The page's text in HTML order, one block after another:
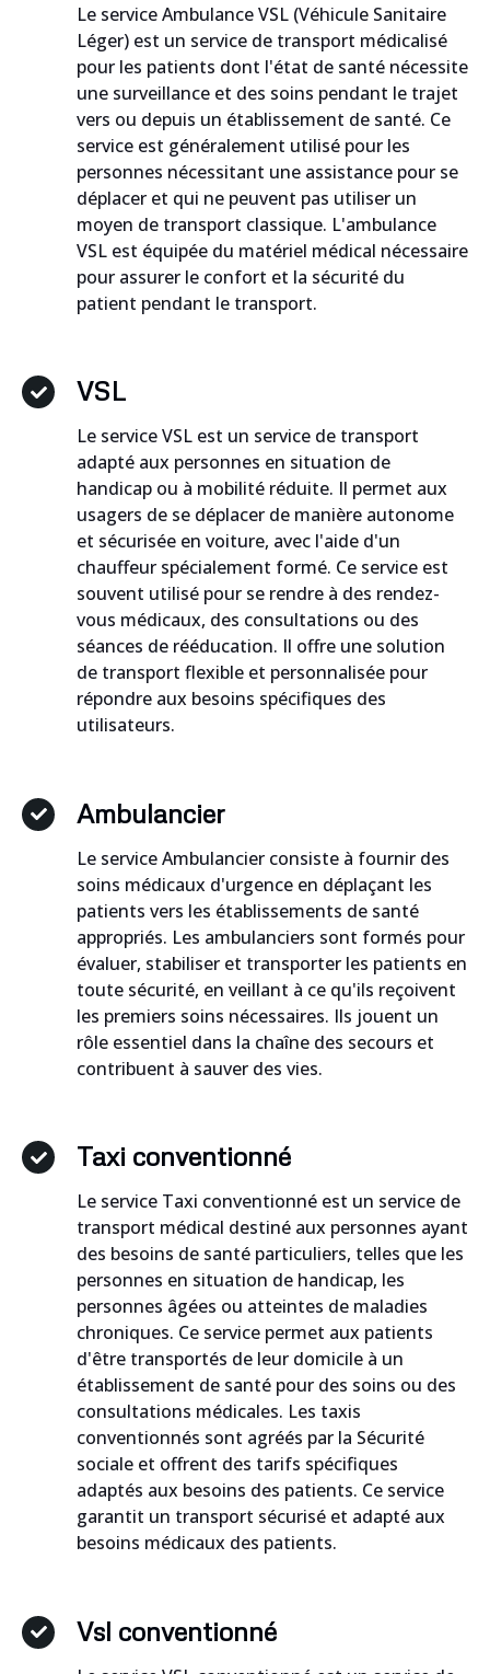
Le service Ambulance VSL (Véhicule Sanitaire
Léger) est un service de transport médicalisé
pour les patients dont l'état de santé nécessite
une surveillance et des soins pendant le trajet
vers ou depuis un établissement de santé. Ce
service est généralement utilisé pour les
personnes nécessitant une assistance pour se
déplacer et qui ne peuvent pas utiliser un
moyen de transport classique. L'ambulance
VSL est équipée du matériel médical nécessaire
pour assurer le confort et la sécurité du
patient pendant le transport.
VSL
Le service VSL est un service de transport
adapté aux personnes en situation de
handicap ou à mobilité réduite. Il permet aux
usagers de se déplacer de manière autonome
et sécurisée en voiture, avec l'aide d'un
chauffeur spécialement formé. Ce service est
souvent utilisé pour se rendre à des rendez-
vous médicaux, des consultations ou des
séances de rééducation. Il offre une solution
de transport flexible et personnalisée pour
répondre aux besoins spécifiques des
utilisateurs.
Ambulancier
Le service Ambulancier consiste à fournir des
soins médicaux d'urgence en déplaçant les
patients vers les établissements de santé
appropriés. Les ambulanciers sont formés pour
évaluer, stabiliser et transporter les patients en
toute sécurité, en veillant à ce qu'ils reçoivent
les premiers soins nécessaires. Ils jouent un
rôle essentiel dans la chaîne des secours et
contribuent à sauver des vies.
Taxi conventionné
Le service Taxi conventionné est un service de
transport médical destiné aux personnes ayant
des besoins de santé particuliers, telles que les
personnes en situation de handicap, les
personnes âgées ou atteintes de maladies
chroniques. Ce service permet aux patients
d'être transportés de leur domicile à un
établissement de santé pour des soins ou des
consultations médicales. Les taxis
conventionnés sont agréés par la Sécurité
sociale et offrent des tarifs spécifiques
adaptés aux besoins des patients. Ce service
garantit un transport sécurisé et adapté aux
besoins médicaux des patients.
Vsl conventionné